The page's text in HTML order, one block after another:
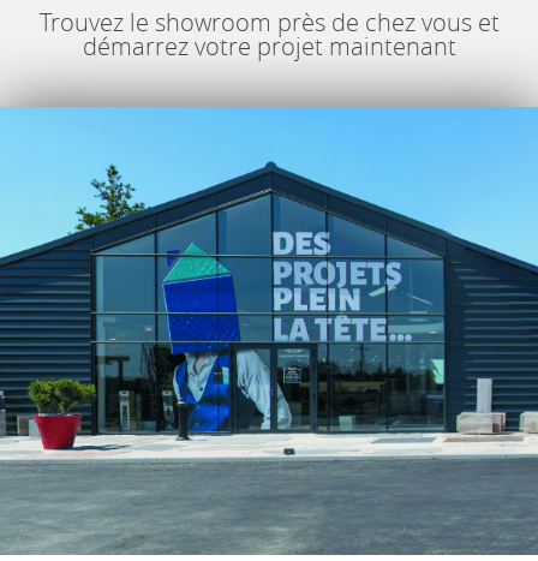
Trouvez le showroom près de chez vous et
démarrez votre projet maintenant